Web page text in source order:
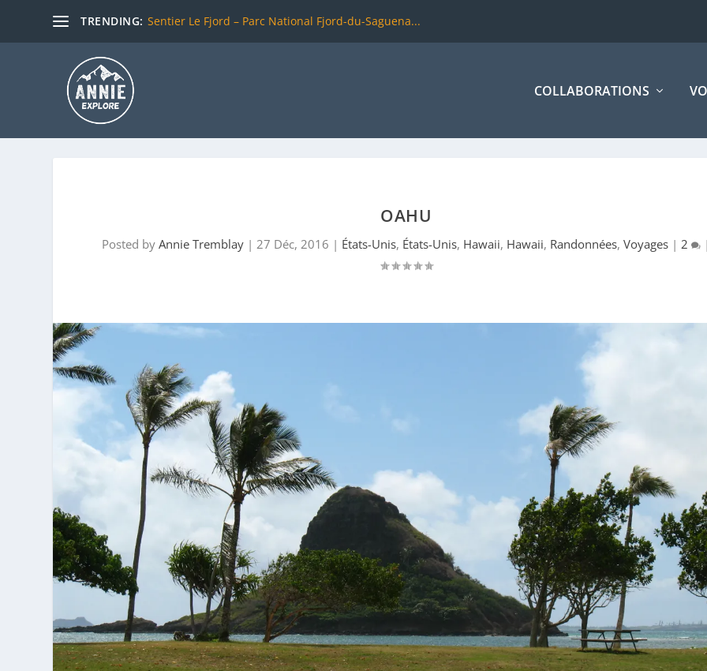
TRENDING: Sentier Le Fjord – Parc National Fjord-du-Saguena...
COLLABORATIONS
OAHU
Posted byAnnie Tremblay |27 Déc, 2016 | États-Unis, États-Unis, Hawaii, Hawaii, Randonnées,Voyages |2